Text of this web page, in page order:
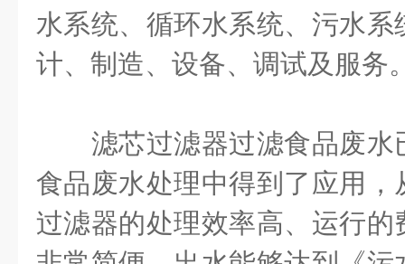
水系统、循环水系统、污水
计、制造、设备、调试及服务
滤芯过滤器过滤食品废水
食品废水处理中得到了应用
过滤器的处理效率高、运行